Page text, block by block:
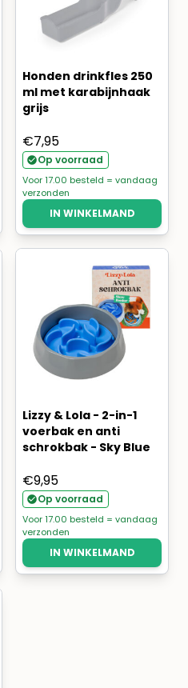
Honden drinkfles 250
ml met karabijnhaak
grijs
€7,95
Op voorraad
Voor 17.00 besteld = vandaag
verzonden
IN WINKELMAND
Lizzy & Lola - 2-in-1
voerbak en anti
schrokbak - Sky Blue
€9,95
Op voorraad
Voor 17.00 besteld = vandaag
verzonden
IN WINKELMAND